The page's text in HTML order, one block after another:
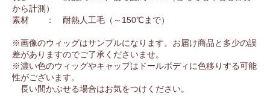
から計測）
素材 ： 耐熱人工毛（～150℃まで）
※画像のウィッグはサンプルになります。お届け商品と多少の誤
差がありますのでご了承くださいませ。
※濃い色のウィッグやキャップはドールボディに色移りする可能
性がございます。
長い間かぶせる場合はお気をつけください。